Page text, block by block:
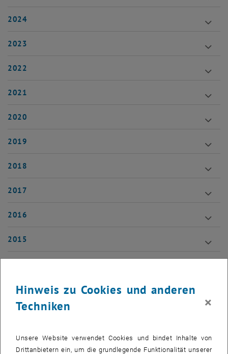
2024
2023
2022
2021
2020
2019
2018
2017
2016
2015
2013
2012
2011
Hinweis zu Cookies und anderen
Techniken
×
Unsere Website verwendet Cookies und bindet Inhalte von
Drittanbietern ein, um die grundlegende Funktionalität unserer